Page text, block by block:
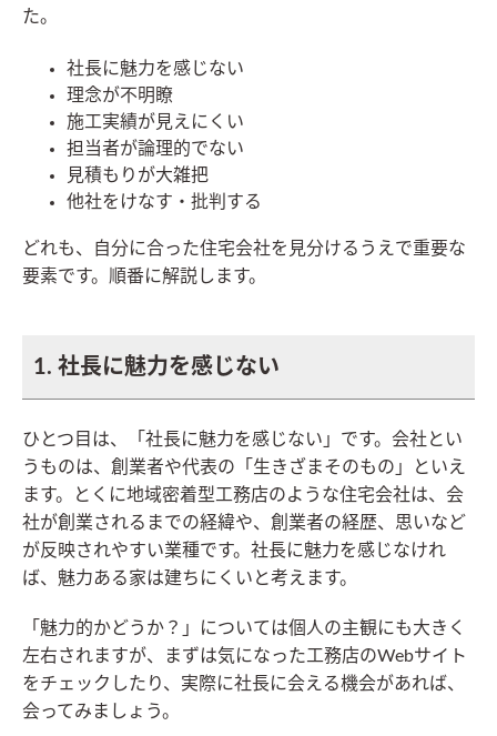
た。
社長に魅力を感じない
理念が不明瞭
施工実績が見えにくい
担当者が論理的でない
見積もりが大雑把
他社をけなす・批判する
どれも、自分に合った住宅会社を見分けるうえで重要な
要素です。順番に解説します。
1. 社長に魅力を感じない
ひとつ目は、「社長に魅力を感じない」です。会社とい
うものは、創業者や代表の「生きざまそのもの」といえ
ます。とくに地域密着型工務店のような住宅会社は、会
社が創業されるまでの経緯や、創業者の経歴、思いなど
が反映されやすい業種です。社長に魅力を感じなけれ
ば、魅力ある家は建ちにくいと考えます。
「魅力的かどうか？」については個人の主観にも大きく
左右されますが、まずは気になった工務店のWebサイト
をチェックしたり、実際に社長に会える機会があれば、
会ってみましょう。